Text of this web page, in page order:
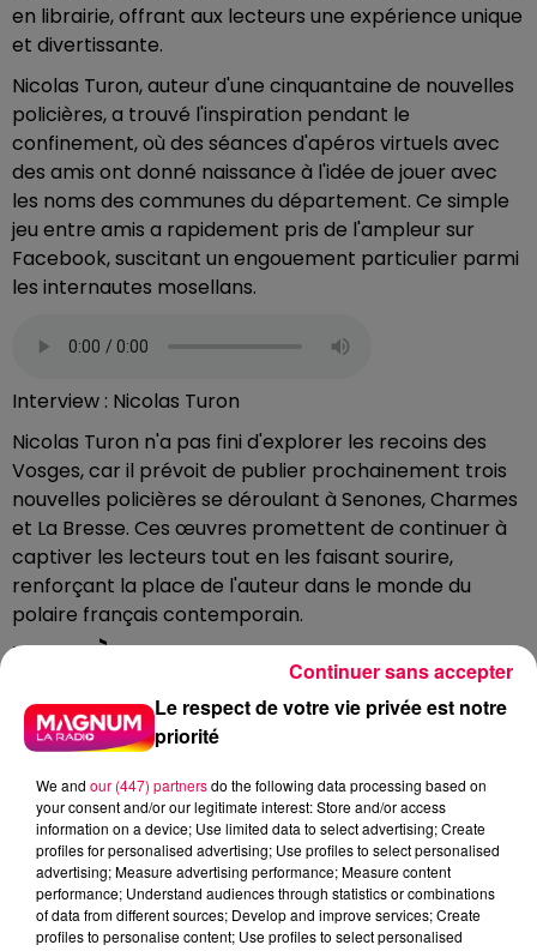
en librairie, offrant aux lecteurs une expérience unique
et divertissante.
Nicolas Turon, auteur d'une cinquantaine de nouvelles
policières, a trouvé l'inspiration pendant le
confinement, où des séances d'apéros virtuels avec
des amis ont donné naissance à l'idée de jouer avec
les noms des communes du département. Ce simple
jeu entre amis a rapidement pris de l'ampleur sur
Facebook, suscitant un engouement particulier parmi
les internautes mosellans.
Interview : Nicolas Turon
Nicolas Turon n'a pas fini d'explorer les recoins des
Vosges, car il prévoit de publier prochainement trois
nouvelles policières se déroulant à Senones, Charmes
et La Bresse. Ces œuvres promettent de continuer à
captiver les lecteurs tout en les faisant sourire,
renforçant la place de l'auteur dans le monde du
polaire français contemporain.
DERNIÈRES INFOS
Le respect de votre vie privée est notre
priorité
We and our (447) partnersdo the following data processing based on
your consent and/or our legitimate interest: Store and/or access
information on a device; Use limited data to select advertising; Create
profiles for personalised advertising; Use profiles to select personalised
advertising; Measure advertising performance; Measure content
performance; Understand audiences through statistics or combinations
of data from different sources; Develop and improve services; Create
profiles to personalise content; Use profiles to select personalised
Continuer sans accepter